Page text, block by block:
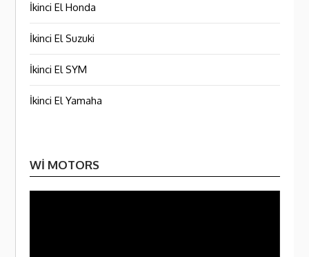
İkinci El Honda
İkinci El Suzuki
İkinci El SYM
İkinci El Yamaha
WI MOTORS